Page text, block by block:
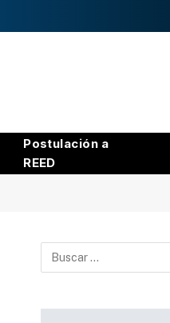
Postulación a
REED